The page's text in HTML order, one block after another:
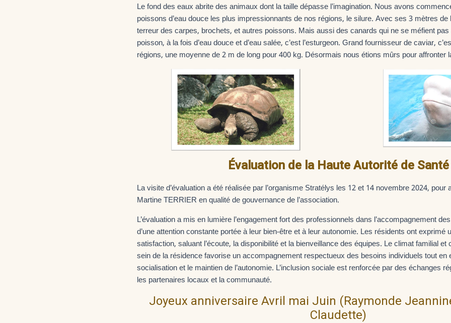
Le fond des eaux abrite des animaux dont la taille dépasse l’imagination. Nous avons
poissons d’eau douce les plus impressionnants de nos régions, le silure. Avec ses 3 mètres de
terreur des carpes, brochets, et autres poissons. Mais aussi des canards qui ne se méfient
poisson, à la fois d’eau douce et d’eau salée, c’est l’esturgeon. Grand fournisseur de caviar,
régions, une moyenne de 2 m de long pour 400 kg. Désormais nous étions mûrs pour affronter
Évaluation de la Haute Autorité de Santé
La visite d’évaluation a été réalisée par l’organisme Stratélys les 12 et 14 novembre 2024,
Martine TERRIER en qualité de gouvernance de l’association.
L’évaluation a mis en lumière l’engagement fort des professionnels dans l’accompagnement
d’une attention constante portée à leur bien-être et à leur autonomie. Les résidents ont exprimé
satisfaction, saluant l’écoute, la disponibilité et la bienveillance des équipes. Le climat familial
sein de la résidence favorise un accompagnement respectueux des besoins individuels tout en
socialisation et le maintien de l’autonomie. L’inclusion sociale est renforcée par des échanges
les partenaires locaux et la communauté.
Joyeux anniversaire Avril mai Juin (Raymonde
Claudette)